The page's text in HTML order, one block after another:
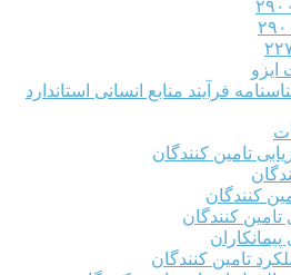
ایزو
فرآیند منابع انسانی استاندارد
تامین کنندگان
کنندگان
تامین کنندگان
پیمانکاران
تامین کنندگان